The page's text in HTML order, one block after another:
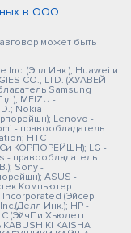
в ООО
может быть
Inc. (Эпл Инк.); Huawei и
CO., LTD. (ХУАВЕЙ
Samsung
MEIZU -
Nokia -
Lenovo -
- правообладатель
HTC -
Си КОРПОРЕЙШН); LG -
- правообладатель
Sony -
ASUS -
Компьютер
Incorporated (Эйсер
Инк.); HP -
(ЭйчПи Хьюлетт
KAISHA